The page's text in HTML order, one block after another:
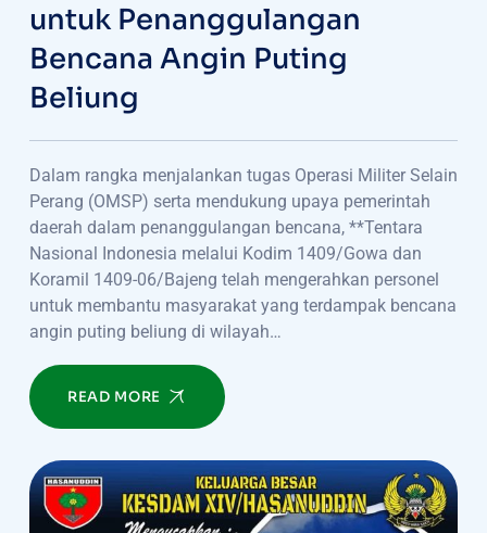
untuk Penanggulangan
Bencana Angin Puting
Beliung
Dalam rangka menjalankan tugas Operasi Militer Selain
Perang (OMSP) serta mendukung upaya pemerintah
daerah dalam penanggulangan bencana, **Tentara
Nasional Indonesia melalui Kodim 1409/Gowa dan
Koramil 1409-06/Bajeng telah mengerahkan personel
untuk membantu masyarakat yang terdampak bencana
angin puting beliung di wilayah…
READ MORE